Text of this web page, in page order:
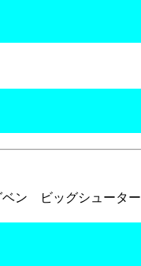
ン ビッグシューター